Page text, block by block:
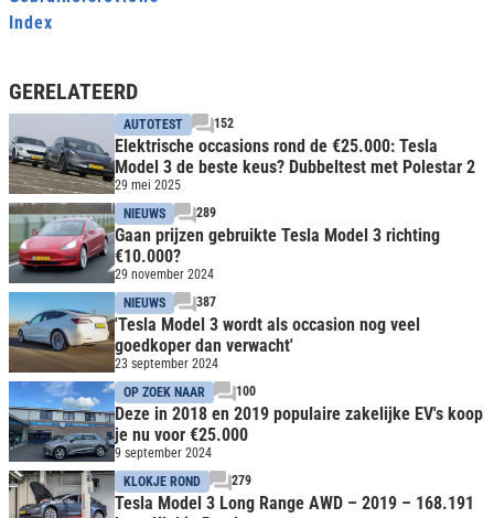
Index
GERELATEERD
AUTOTEST 152
Elektrische occasions rond de €25.000: Tesla
Model 3 de beste keus? Dubbeltest met Polestar 2
29 mei 2025
NIEUWS
289
Gaan prijzen gebruikte Tesla Model 3 richting
€10.000?
29 november 2024
NIEUWS
387
'Tesla Model 3 wordt als occasion nog veel
goedkoper dan verwacht'
23 september 2024
OP ZOEK NAAR
100
Deze in 2018 en 2019 populaire zakelijke EV's koop
je nu voor €25.000
9 september 2024
KLOKJE ROND
279
Tesla Model 3 Long Range AWD – 2019 – 168.191